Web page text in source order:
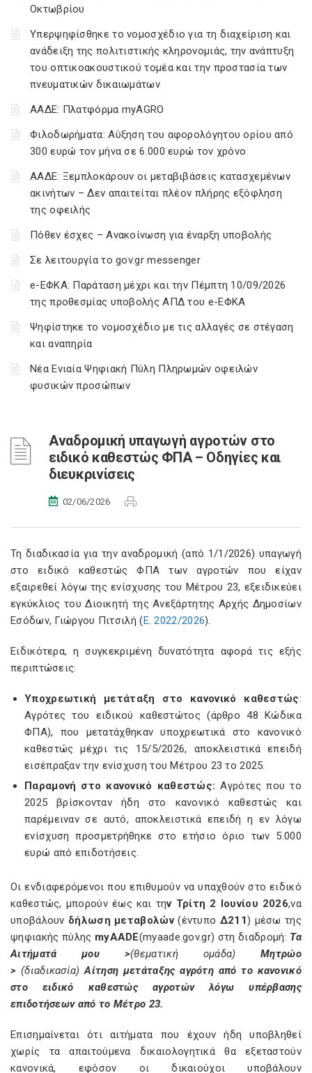
Οκτωβρίου
Υπερψηφίσθηκε το νομοσχέδιο για τη διαχείριση και
ανάδειξη της πολιτιστικής κληρονομιάς, την ανάπτυξη
του οπτικοακουστικού τομέα και την προστασία των
πνευματικών δικαιωμάτων
ΑΑΔΕ: Πλατφόρμα myAGRO
Φιλοδωρήματα: Αύξηση του αφορολόγητου ορίου από
300 ευρώ τον μήνα σε 6.000 ευρώ τον χρόνο
ΑΑΔΕ: Ξεμπλοκάρουν οι μεταβιβάσεις κατασχεμένων
ακινήτων – Δεν απαιτείται πλέον πλήρης εξόφληση
της οφειλής
Πόθεν έσχες – Ανακοίνωση για έναρξη υποβολής
Σε λειτουργία το gov.gr messenger
e-ΕΦΚΑ: Παράταση μέχρι και την Πέμπτη 10/09/2026
της προθεσμίας υποβολής ΑΠΔ του e-ΕΦΚΑ
Ψηφίστηκε το νομοσχέδιο με τις αλλαγές σε στέγαση
και αναπηρία
Νέα Ενιαία Ψηφιακή Πύλη Πληρωμών οφειλών
φυσικών προσώπων
Αναδρομική υπαγωγή αγροτών στο
ειδικό καθεστώς ΦΠΑ – Οδηγίες και
διευκρινίσεις
02/06/2026
Τη διαδικασία για την αναδρομική (από 1/1/2026) υπαγωγή
στο ειδικό καθεστώς ΦΠΑ των αγροτών που είχαν
εξαιρεθεί λόγω της ενίσχυσης του Μέτρου 23, εξειδικεύει
εγκύκλιος του Διοικητή της Ανεξάρτητης Αρχής Δημοσίων
Εσόδων, Γιώργου Πιτσιλή (Ε. 2022/2026).
Ειδικότερα, η συγκεκριμένη δυνατότητα αφορά τις εξής
περιπτώσεις:
Υποχρεωτική μετάταξη στο κανονικό καθεστώς:
Αγρότες του ειδικού καθεστώτος (άρθρο 48 Κώδικα
ΦΠΑ), που μετατάχθηκαν υποχρεωτικά στο κανονικό
καθεστώς μέχρι τις 15/5/2026, αποκλειστικά επειδή
εισέπραξαν την ενίσχυση του Μέτρου 23 το 2025.
Παραμονή στο κανονικό καθεστώς: Αγρότες που το
2025 βρίσκονταν ήδη στο κανονικό καθεστώς και
παρέμειναν σε αυτό, αποκλειστικά επειδή η εν λόγω
ενίσχυση προσμετρήθηκε στο ετήσιο όριο των 5.000
ευρώ από επιδοτήσεις.
Οι ενδιαφερόμενοι που επιθυμούν να υπαχθούν στο ειδικό
καθεστώς, μπορούν έως και την Τρίτη 2 Ιουνίου 2026,να
υποβάλουν δήλωση μεταβολών(έντυπο Δ211) μέσω της
ψηφιακής πύλης myAADE(myaade.gov.gr) στη διαδρομή: Τα
Αιτήματά μου >(θεματική ομάδα) Μητρώο
> (διαδικασία)Αίτηση μετάταξης αγρότη από το κανονικό
στο ειδικό καθεστώς αγροτών λόγω υπέρβασης
επιδοτήσεων από το Μέτρο 23.
Επισημαίνεται ότι αιτήματα που έχουν ήδη υποβληθεί
χωρίς τα απαιτούμενα δικαιολογητικά θα εξεταστούν
κανονικά, εφόσον οι δικαιούχοι υποβάλουν